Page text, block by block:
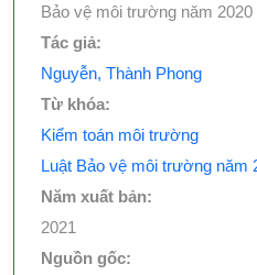
Bảo vệ môi trường năm 2020
Tác giả:
Nguyễn, Thành Phong
Từ khóa:
Kiểm toán môi trường
Luật Bảo vệ môi trường năm
Năm xuất bản:
2021
Nguồn gốc: